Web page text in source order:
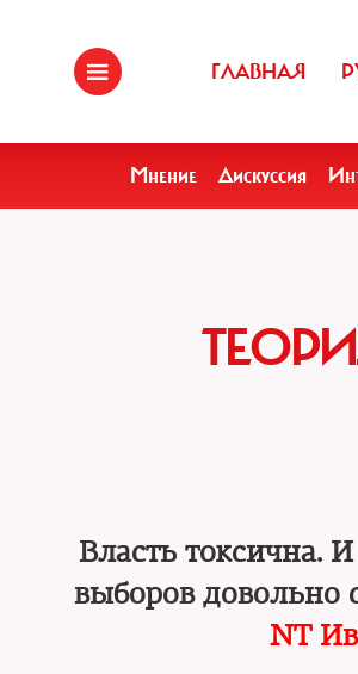
ГЛАВНАЯ
Мнение Дискуссия
Власть токсична.
выборов довольно
NT